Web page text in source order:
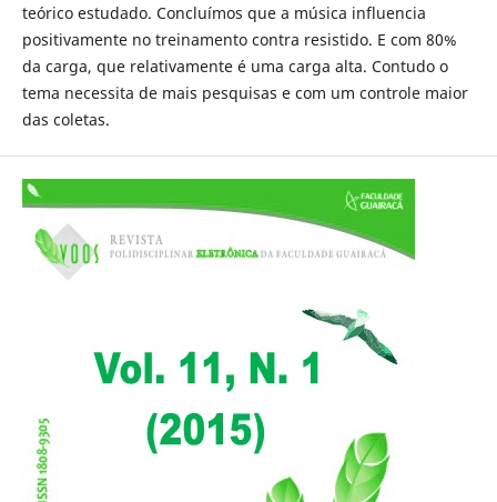
teórico estudado. Concluímos que a música influencia
positivamente no treinamento contra resistido. E com 80%
da carga, que relativamente é uma carga alta. Contudo o
tema necessita de mais pesquisas e com um controle maior
das coletas.